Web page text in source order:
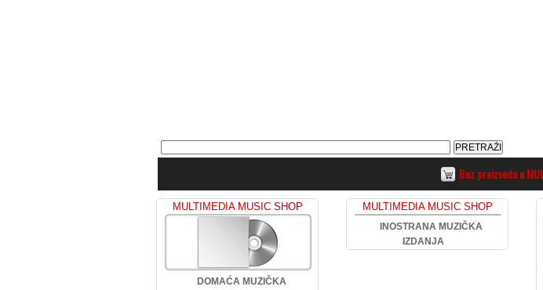
Bez proizvoda u
MULTIMEDIA MUSIC SHOP
DOMAĆA MUZIČKA
MULTIMEDIA MUSIC SHOP
INOSTRANA MUZIČKA
IZDANJA